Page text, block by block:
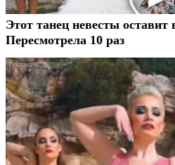
Этот танец невесты оставит
Пересмотрела 10 раз